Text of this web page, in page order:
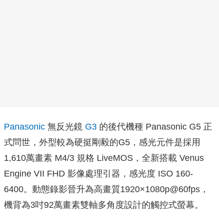
Panasonic 無反光鏡 G3 的後代機種 Panasonic G5 正
式問世，外型較為硬挺剛毅的G5，感光元件是採用
1,610萬畫素 M4/3 規格 LiveMOS，全新搭載 Venus
Engine VII FHD 影像處理引器，感光度 ISO 160-
6400。動態錄影晉升為高畫質1920×1080p@60fps，
機背為3吋92萬畫素雙軸多角度設計的觸控式螢幕。